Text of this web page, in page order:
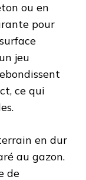
ou en
pour
jeu
ce qui
en dur
au gazon.
de